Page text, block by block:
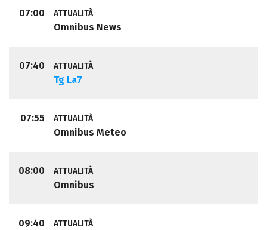
07:00 ATTUALITÀ
Omnibus News
07:40 ATTUALITÀ
Tg La7
07:55 ATTUALITÀ
Omnibus Meteo
08:00 ATTUALITÀ
Omnibus
09:40 ATTUALITÀ